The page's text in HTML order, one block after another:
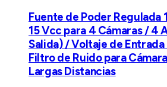
Fuente de Poder Regulada
15 Vcc para 4 Cámaras / 4
Salida) / Voltaje de
Filtro de Ruido para
Largas Distancias